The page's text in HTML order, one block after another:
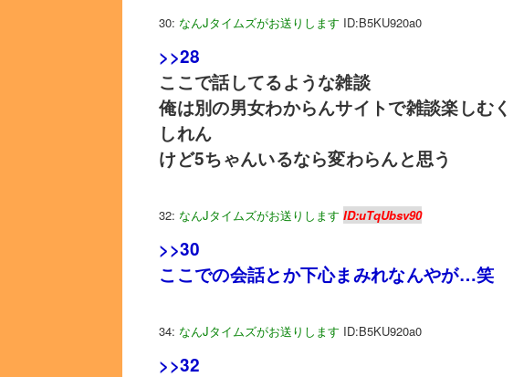
30:なんJタイムズがお送りします ID:B5KU920a0
>>28
ここで話してるような雑談
俺は別の男女わからんサイトで雑談楽しむ
しれん
けど5ちゃんいるなら変わらんと思う
32:なんJタイムズがお送りします ID:uTqUbsv90
>>30
ここでの会話とか下心まみれなんやが…笑
34:なんJタイムズがお送りします ID:B5KU920a0
>>32